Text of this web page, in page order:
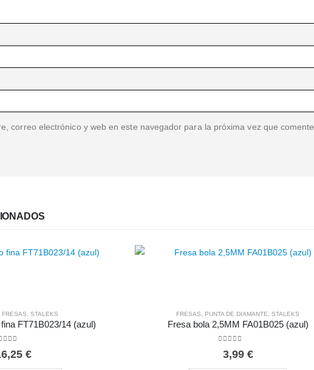
correo electrónico y web en este navegador para la próxima vez que comente.
FRESAS ,STALEKS
FT71B023/14 (azul)
€
FRESAS PUNTA DE DIAMANTE ,STALEKS
Fresa bola 2,5MM FA01B025 (azul)
3,99 €